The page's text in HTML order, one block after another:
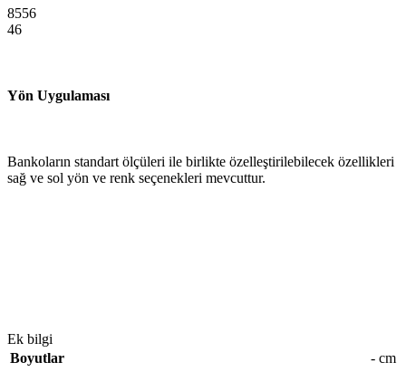
8556
46
Yön Uygulaması
Bankoların standart ölçüleri ile birlikte özelleştirilebilecek özellikleri
sağ ve sol yön ve renk seçenekleri mevcuttur.
Ek bilgi
Boyutlar
- cm